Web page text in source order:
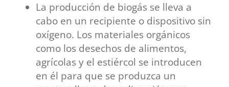
La producción de biogás se lleva a
cabo en un recipiente o dispositivo sin
oxígeno. Los materiales orgánicos
como los desechos de alimentos,
agrícolas y el estiércol se introducen
en él para que se produzca un